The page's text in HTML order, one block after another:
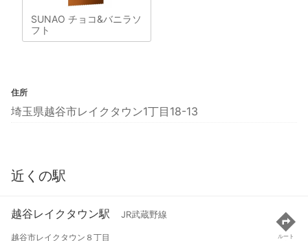
SUNAO チョコ&バニラソ
フト
住所
埼玉県越谷市レイクタウン1丁目18-13
近くの駅
越谷レイクタウン駅 JR武蔵野線
越谷市レイクタウン８丁目
ルート